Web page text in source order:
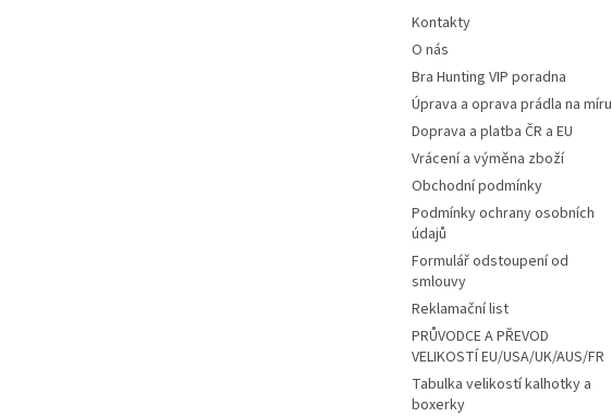
Kontakty
O nás
Bra Hunting VIP poradna
Úprava a oprava prádla na míru
Doprava a platba ČR a EU
Vrácení a výměna zboží
Obchodní podmínky
Podmínky ochrany osobních
údajů
Formulář odstoupení od
smlouvy
Reklamační list
PRŮVODCE A PŘEVOD
VELIKOSTÍ EU/USA/UK/AUS/FR
Tabulka velikostí kalhotky a
boxerky